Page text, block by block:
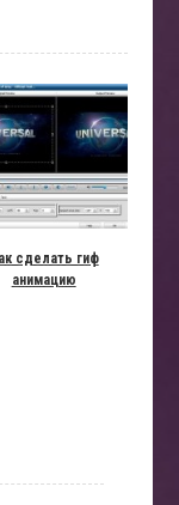
сделать гиф
анимацию